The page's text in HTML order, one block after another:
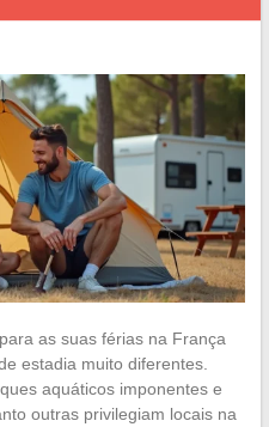
as suas férias na França
estadia muito diferentes.
aquáticos imponentes e
outras privilegiam locais na